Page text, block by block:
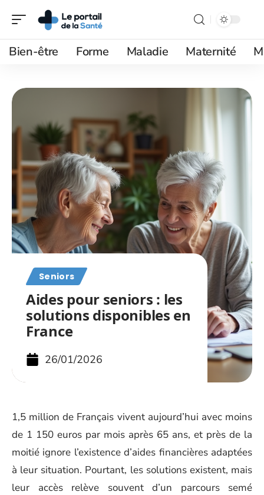
Bien-être Forme Maladie Maternité
Seniors
Aides pour seniors : les
solutions disponibles en
France
26/01/2026
1,5 million de Français vivent aujourd’hui avec moins
de 1 150 euros par mois après 65 ans, et près de la
moitié ignore l’existence d’aides financières adaptées
à leur situation. Pourtant, les solutions existent, mais
leur accès relève souvent d’un parcours semé